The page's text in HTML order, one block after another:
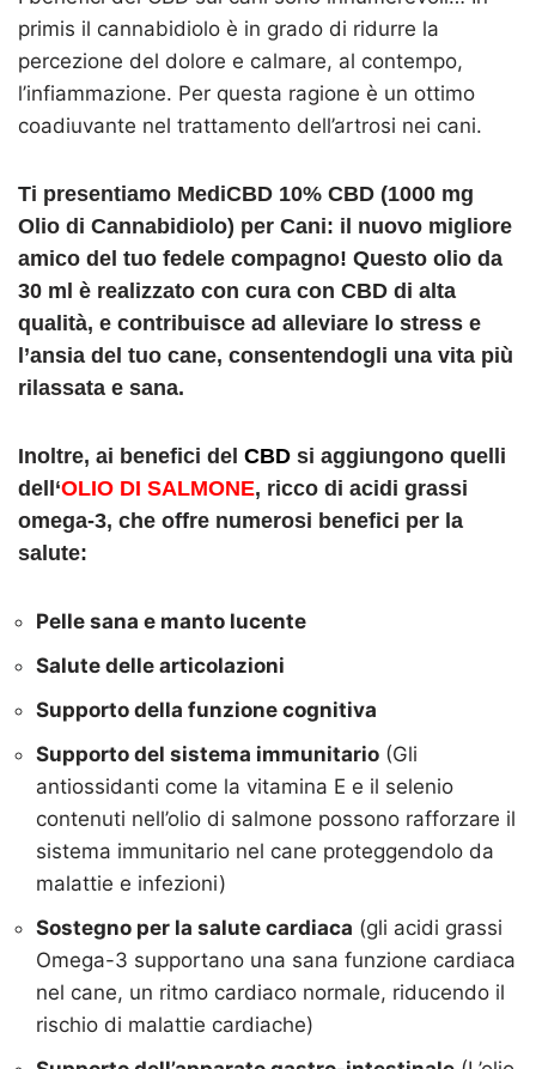
primis il cannabidiolo è in grado di ridurre la
percezione del dolore e calmare, al contempo,
l’infiammazione. Per questa ragione è un ottimo
coadiuvante nel trattamento dell’artrosi nei cani.
Ti presentiamo MediCBD 10% CBD (1000 mg
Olio di Cannabidiolo) per Cani: il nuovo migliore
amico del tuo fedele compagno! Questo olio da
30 ml è realizzato con cura con CBD di alta
qualità, e contribuisce ad alleviare lo stress e
l’ansia del tuo cane, consentendogli una vita più
rilassata e sana.
Inoltre, ai benefici del CBD si aggiungono quelli
dell‘OLIO DI SALMONE, ricco di acidi grassi
omega-3, che offre numerosi benefici per la
salute:
Pelle sana e manto lucente
Salute delle articolazioni
Supporto della funzione cognitiva
Supporto del sistema immunitario (Gli
antiossidanti come la vitamina E e il selenio
contenuti nell’olio di salmone possono rafforzare il
sistema immunitario nel cane proteggendolo da
malattie e infezioni)
Sostegno per la salute cardiaca (gli acidi grassi
Omega-3 supportano una sana funzione cardiaca
nel cane, un ritmo cardiaco normale, riducendo il
rischio di malattie cardiache)